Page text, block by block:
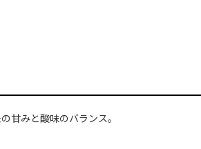
みと酸味のバランス。